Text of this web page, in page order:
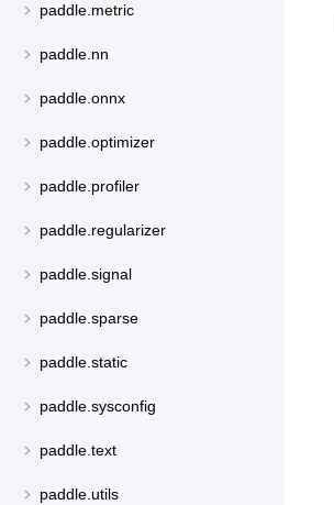
paddle.metric
paddle.nn
paddle.onnx
paddle.optimizer
paddle.profiler
paddle.regularizer
paddle.signal
paddle.sparse
paddle.static
paddle.sysconfig
paddle.text
paddle.utils